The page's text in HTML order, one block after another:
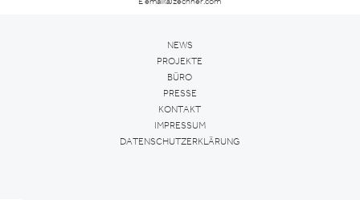
Eemail@zechner.com
NEWS
PROJEKTE
BÜRO
PRESSE
KONTAKT
IMPRESSUM
DATENSCHUTZERKLÄRUNG